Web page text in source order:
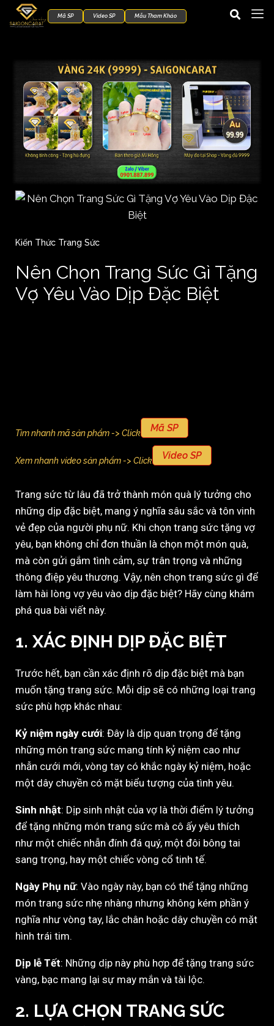
Mã SP Video SP Mẫu Tham Khảo
Kiến Thức Trang Sức
Nên Chọn Trang Sức Gì Tặng
Vợ Yêu Vào Dịp Đặc Biệt
Tìm nhanh mã sản phẩm -> Click Mã SP
Xem nhanh video sản phẩm -> Click Video SP
Trang sức từ lâu đã trở thành món quà lý tưởng cho
những dịp đặc biệt, mang ý nghĩa sâu sắc và tôn vinh
vẻ đẹp của người phụ nữ. Khi chọn trang sức tặng vợ
yêu, bạn không chỉ đơn thuần là chọn một món quà,
mà còn gửi gắm tình cảm, sự trân trọng và những
thông điệp yêu thương. Vậy, nên chọn trang sức gì để
làm hài lòng vợ yêu vào dịp đặc biệt? Hãy cùng khám
phá qua bài viết này.
1. XÁC ĐỊNH DỊP ĐẶC BIỆT
Trước hết, bạn cần xác định rõ dịp đặc biệt mà bạn
muốn tặng trang sức. Mỗi dịp sẽ có những loại trang
sức phù hợp khác nhau:
Kỷ niệm ngày cưới: Đây là dịp quan trọng để tặng
những món trang sức mang tính kỷ niệm cao như
nhẫn cưới mới, vòng tay có khắc ngày kỷ niệm, hoặc
một dây chuyền có mặt biểu tượng của tình yêu.
Sinh nhật: Dịp sinh nhật của vợ là thời điểm lý tưởng
để tặng những món trang sức mà cô ấy yêu thích
như một chiếc nhẫn đính đá quý, một đôi bông tai
sang trọng, hay một chiếc vòng cổ tinh tế.
Ngày Phụ nữ: Vào ngày này, bạn có thể tặng những
món trang sức nhẹ nhàng nhưng không kém phần ý
nghĩa như vòng tay, lắc chân hoặc dây chuyền có mặt
hình trái tim.
Dịp lễ Tết: Những dịp này phù hợp để tặng trang sức
vàng, bạc mang lại sự may mắn và tài lộc.
2. LỰA CHỌN TRANG SỨC